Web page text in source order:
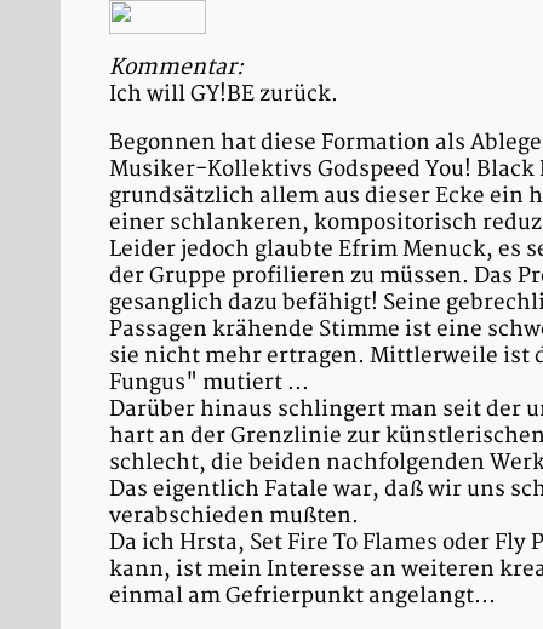
Kommentar:
Ich will GY!BE zurück.
Begonnen hat diese Formation als
Musiker-Kollektivs Godspeed You! Black
grundsätzlich allem aus dieser Ecke ein
einer schlankeren, kompositorisch
Leider jedoch glaubte Efrim Menuck, es
der Gruppe profilieren zu müssen. Das
gesanglich dazu befähigt! Seine
Passagen krähende Stimme ist eine
sie nicht mehr ertragen. Mittlerweile ist
Fungus" mutiert ...
Darüber hinaus schlingert man seit der
hart an der Grenzlinie zur
schlecht, die beiden nachfolgenden
Das eigentlich Fatale war, daß wir uns
verabschieden mußten.
Da ich Hrsta, Set Fire To Flames oder
kann, ist mein Interesse an weiteren
einmal am Gefrierpunkt angelangt...